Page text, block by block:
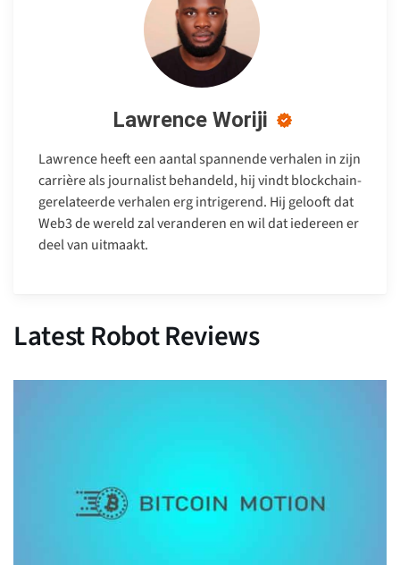
Lawrence Woriji
Lawrence heeft een aantal spannende verhalen in zijn
carrière als journalist behandeld, hij vindt blockchain-
gerelateerde verhalen erg intrigerend. Hij gelooft dat
Web3 de wereld zal veranderen en wil dat iedereen er
deel van uitmaakt.
Latest Robot Reviews